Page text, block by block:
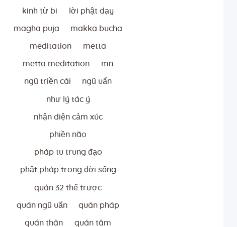
kinh từ bi lời phật dạy
magha puja makka bucha
meditation metta
metta meditation mn
ngũ triền cái ngũ uẩn
như lý tác ý
nhận diện cảm xúc
phiền não
pháp tu trung đạo
phật pháp trong đời sống
quán 32 thể trược
quán ngũ uẩn quán pháp
quán thân quán tâm